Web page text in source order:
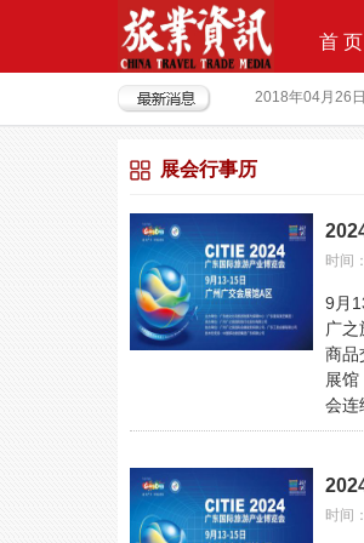
首 页
2018年04月26日
2017年09月29日
2016年05月12日
2018年09月21日
2018年08月15
2018年04月28
展会行事历
时间
9月
广
商品
展
会连
时间